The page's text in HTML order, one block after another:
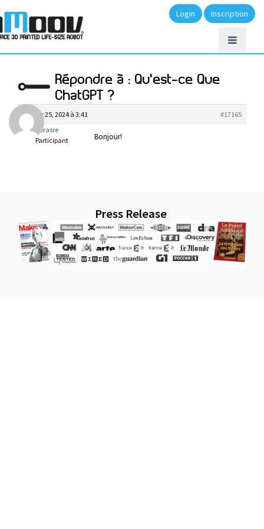
Login Inscription
Répondre à : Qu’est-ce Que
ChatGPT ?
janvier 25, 2024 à 3:41
#17165
ferasre
Participant
Bonjour!
Press Release